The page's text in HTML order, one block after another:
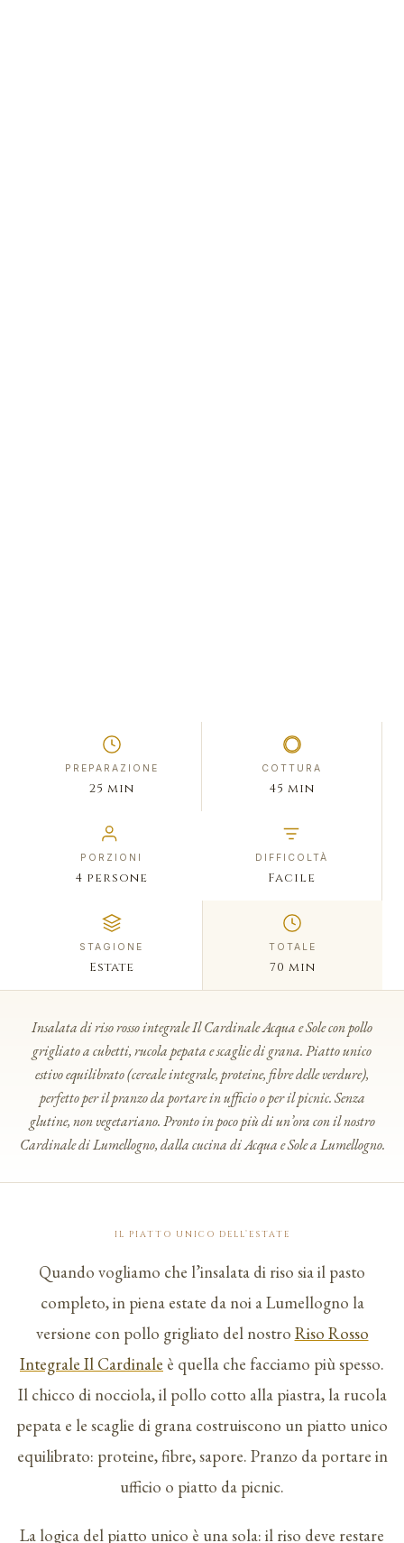
PREPARAZIONE
25 min
COTTURA
45 min
PORZIONI
4 persone
DIFFICOLTÀ
Facile
STAGIONE
Estate
TOTALE
70 min
Insalata di riso rosso integrale Il Cardinale Acqua e Sole con pollo
grigliato a cubetti, rucola pepata e scaglie di grana. Piatto unico
estivo equilibrato (cereale integrale, proteine, fibre delle verdure),
perfetto per il pranzo da portare in ufficio o per il picnic. Senza
glutine, non vegetariano. Pronto in poco più di un’ora con il nostro
Cardinale di Lumellogno, dalla cucina di Acqua e Sole a Lumellogno.
IL PIATTO UNICO DELL’ESTATE
Quando vogliamo che l’insalata di riso sia il pasto
completo, in piena estate da noi a Lumellogno la
versione con pollo grigliato del nostro Riso Rosso
Integrale Il Cardinale è quella che facciamo più spesso.
Il chicco di nocciola, il pollo cotto alla piastra, la rucola
pepata e le scaglie di grana costruiscono un piatto unico
equilibrato: proteine, fibre, sapore. Pranzo da portare in
ufficio o piatto da picnic.
La logica del piatto unico è una sola: il riso deve restare